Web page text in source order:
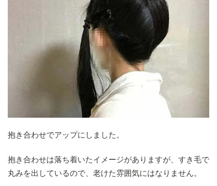
抱き合わせでアップにしました。
抱き合わせは落ち着いたイメージがありますが、すき毛で
丸みを出しているので、老けた雰囲気にはなりません。